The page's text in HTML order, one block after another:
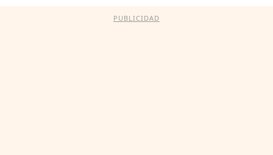
PUBLICIDAD